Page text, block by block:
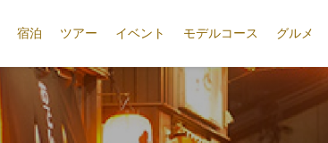
宿泊 ツアー イベント モデルコース グルメ